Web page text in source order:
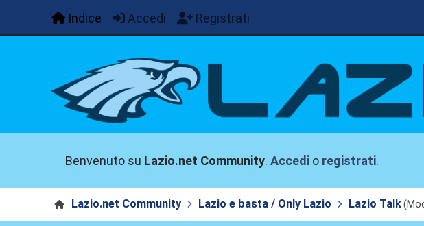
Indice Accedi Registrati
Benvenuto su Lazio.net Community.Accedi o registrati.
Lazio.net Community Lazio e basta / Only Lazio Lazio Talk